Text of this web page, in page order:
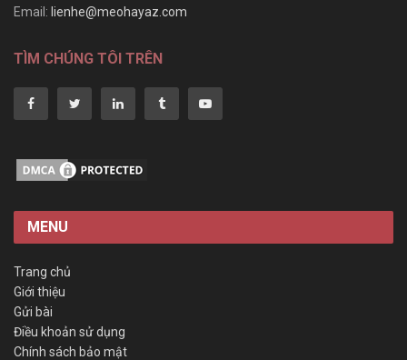
Email: lienhe@meohayaz.com
TÌM CHÚNG TÔI TRÊN
MENU
Trang chủ
Giới thiệu
Gửi bài
Điều khoản sử dụng
Chính sách bảo mật